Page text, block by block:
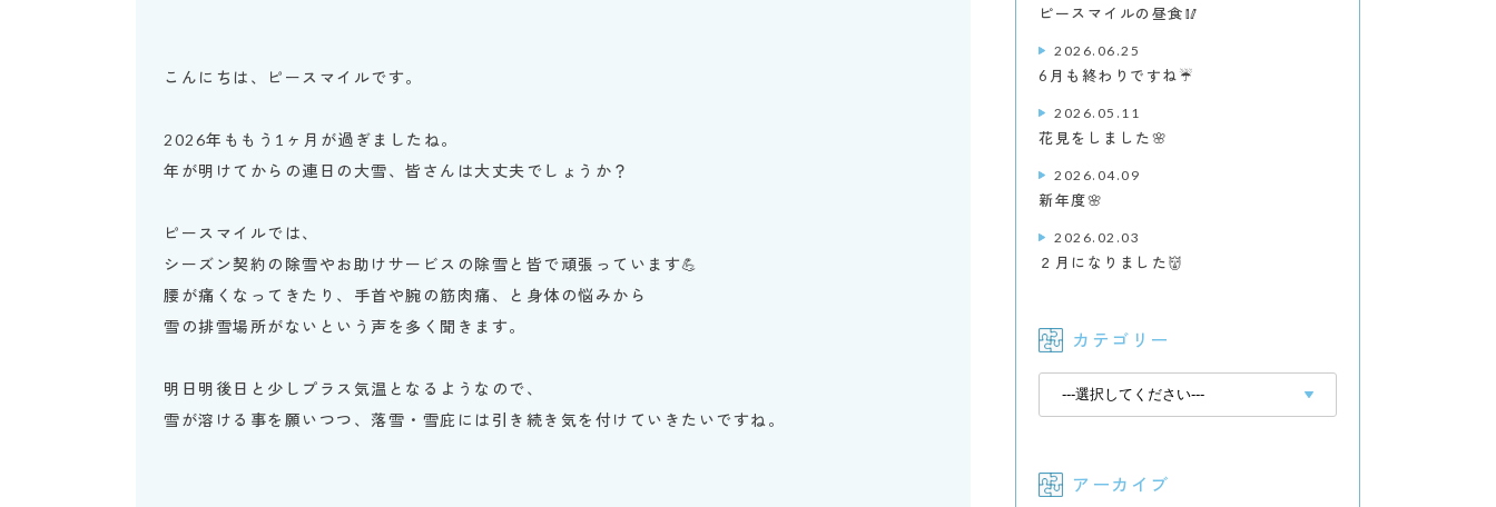
こんにちは、ピースマイルです。
2026年ももう1ヶ月が過ぎましたね。
年が明けてからの連日の大雪、皆さんは大丈夫でしょうか？
ピースマイルでは、
シーズン契約の除雪やお助けサービスの除雪と皆で頑張っています💪
腰が痛くなってきたり、手首や腕の筋肉痛、と身体の悩みから
雪の排雪場所がないという声を多く聞きます。
明日明後日と少しプラス気温となるようなので、
雪が溶ける事を願いつつ、落雪・雪庇には引き続き気を付けていきたいですね。
ピースマイルの昼食🥢
2026.06.25
6月も終わりですね☔
2026.05.11
花見をしました🌸
2026.04.09
新年度🌸
2026.02.03
２月になりました👹
カテゴリー
アーカイブ